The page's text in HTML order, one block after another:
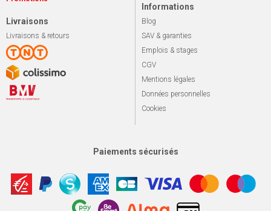
Livraisons
Livraisons & retours
Informations
Blog
SAV & garanties
Emplois & stages
CGV
Mentions légales
Données personnelles
Cookies
Paiements sécurisés